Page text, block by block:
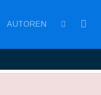
AUTOREN